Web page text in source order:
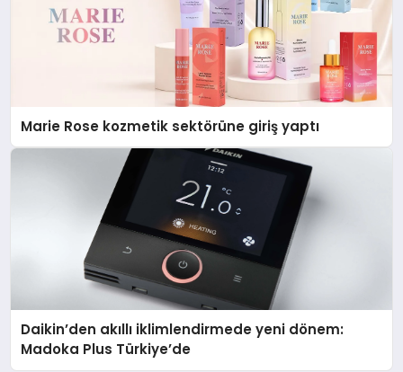
Marie Rose kozmetik sektörüne giriş yaptı
Daikin’den akıllı iklimlendirmede yeni dönem:
Madoka Plus Türkiye’de